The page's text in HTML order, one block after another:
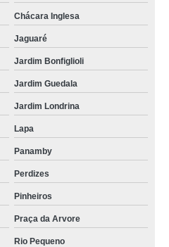
Chácara Inglesa
Jaguaré
Jardim Bonfiglioli
Jardim Guedala
Jardim Londrina
Lapa
Panamby
Perdizes
Pinheiros
Praça da Arvore
Rio Pequeno